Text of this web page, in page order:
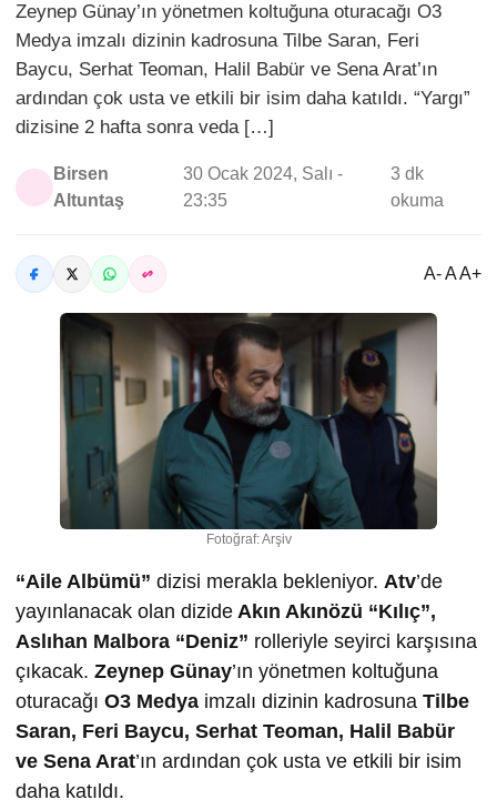
Zeynep Günay’ın yönetmen koltuğuna oturacağı O3
Medya imzalı dizinin kadrosuna Tilbe Saran, Feri
Baycu, Serhat Teoman, Halil Babür ve Sena Arat’ın
ardından çok usta ve etkili bir isim daha katıldı. “Yargı”
dizisine 2 hafta sonra veda […]
Birsen
Altuntaş
30 Ocak 2024, Salı -
23:35
3 dk
okuma
A- A A+
Fotoğraf: Arşiv
“Aile Albümü” dizisi merakla bekleniyor. Atv’de
yayınlanacak olan dizide Akın Akınözü “Kılıç”,
Aslıhan Malbora “Deniz” rolleriyle seyirci karşısına
çıkacak. Zeynep Günay’ın yönetmen koltuğuna
oturacağı O3 Medya imzalı dizinin kadrosuna Tilbe
Saran, Feri Baycu, Serhat Teoman, Halil Babür
ve Sena Arat’ın ardından çok usta ve etkili bir isim
daha katıldı.